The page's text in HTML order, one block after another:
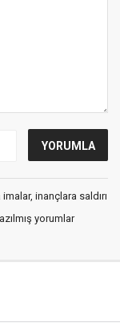
inançlara saldırı
yorumlar